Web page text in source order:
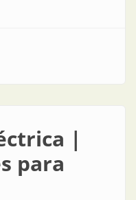
|
para